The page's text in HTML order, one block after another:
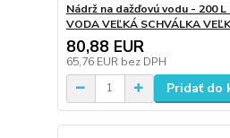
Nádrž na dažďovú vodu - 200
VODA VEĽKÁ SCHVÁLKA
80,88 EUR
65,76 EUR bez DPH
Pridať do